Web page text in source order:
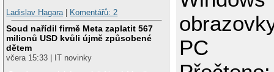
Ladislav Hagara| Komentářů: 2
Soud nařídil firmě Meta zaplatit 567
milionů USD kvůli újmě způsobené
dětem
včera 15:33 | IT novinky
PC